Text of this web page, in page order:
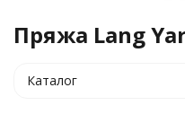
Пряжа Lang
Каталог